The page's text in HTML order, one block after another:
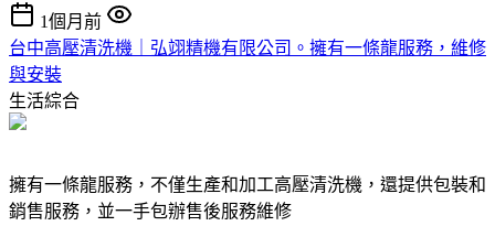
1個月前
台中高壓清洗機｜弘翊精機有限公司。擁有一條龍服務，維修
與安裝
生活綜合
擁有一條龍服務，不僅生產和加工高壓清洗機，還提供包裝和
銷售服務，並一手包辦售後服務維修